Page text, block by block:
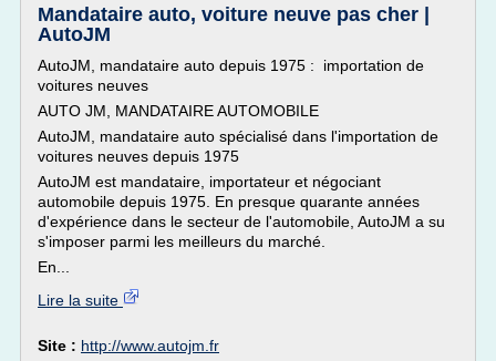
Mandataire auto, voiture neuve pas cher |
AutoJM
AutoJM, mandataire auto depuis 1975 : importation de
voitures neuves
AUTO JM, MANDATAIRE AUTOMOBILE
AutoJM, mandataire auto spécialisé dans l'importation de
voitures neuves depuis 1975
AutoJM est mandataire, importateur et négociant
automobile depuis 1975. En presque quarante années
d'expérience dans le secteur de l'automobile, AutoJM a su
s'imposer parmi les meilleurs du marché.
En...
Lire la suite
Site : http://www.autojm.fr